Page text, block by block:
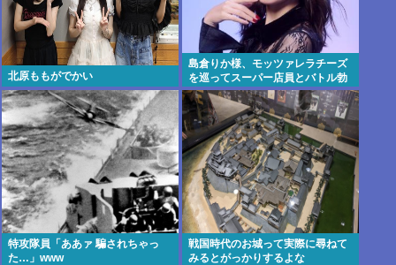
北原ももがでかい
島倉りか様、モッツァレラチーズ
を巡ってスーパー店員とバトル勃
発ｗｗｗ
特攻隊員「ああァ 騙されちゃっ
た…」www
戦国時代のお城って実際に尋ねて
みるとがっかりするよな